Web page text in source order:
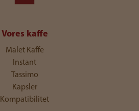
Vores kaffe
Malet Kaffe
Instant
Tassimo
Kapsler
Kompatibilitet